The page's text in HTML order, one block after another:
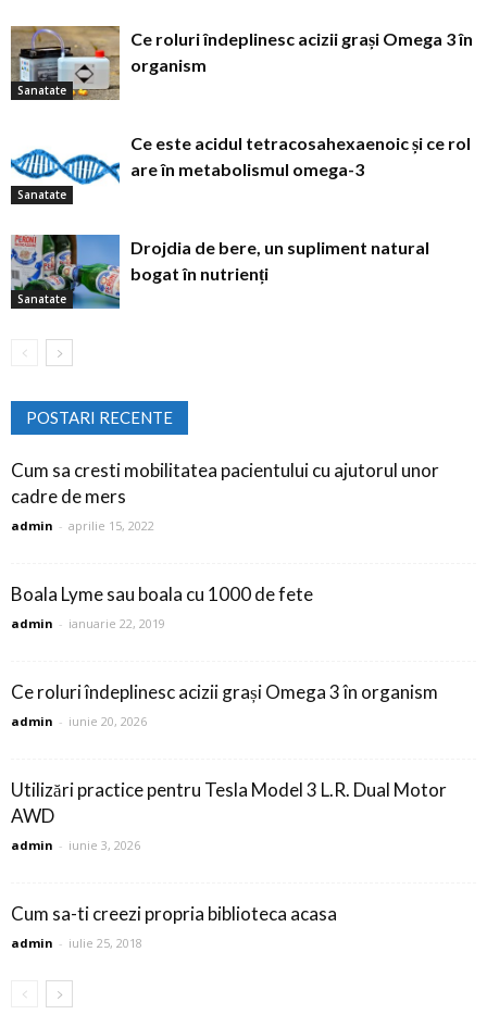
Sanatate
Ce roluri îndeplinesc acizii grași Omega 3 în
organism
Sanatate
Ce este acidul tetracosahexaenoic și ce rol
are în metabolismul omega-3
Sanatate
Drojdia de bere, un supliment natural
bogat în nutrienți
POSTARI RECENTE
Cum sa cresti mobilitatea pacientului cu ajutorul unor
cadre de mers
admin - aprilie 15, 2022
Boala Lyme sau boala cu 1000 de fete
admin - ianuarie 22, 2019
Ce roluri îndeplinesc acizii grași Omega 3 în organism
admin - iunie 20, 2026
Utilizări practice pentru Tesla Model 3 L.R. Dual Motor
AWD
admin - iunie 3, 2026
Cum sa-ti creezi propria biblioteca acasa
admin - iulie 25, 2018